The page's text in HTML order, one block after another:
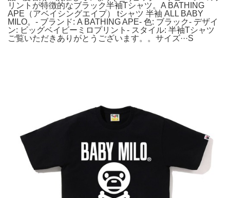
リントが特徴的なブラック半袖Tシャツ。A BATHING
APE（アベイシングエイプ） tシャツ 半袖 ALL BABY
MILO。- ブランド: A BATHING APE- 色: ブラック- デザイ
ン: ビッグベイビーミロプリント- スタイル: 半袖Tシャツ
ご覧いただきありがとうございます。。サイズ···S